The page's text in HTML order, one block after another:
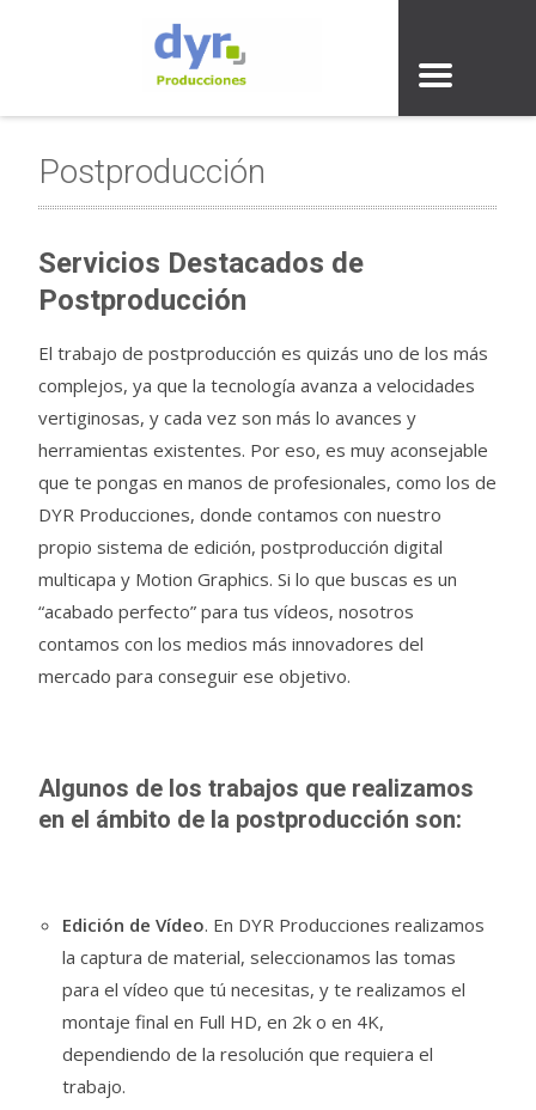
Postproducción
Servicios Destacados de
Postproducción
El trabajo de postproducción es quizás uno de los más
complejos, ya que la tecnología avanza a velocidades
vertiginosas, y cada vez son más lo avances y
herramientas existentes. Por eso, es muy aconsejable
que te pongas en manos de profesionales, como los de
DYR Producciones, donde contamos con nuestro
propio sistema de edición, postproducción digital
multicapa y Motion Graphics. Si lo que buscas es un
“acabado perfecto” para tus vídeos, nosotros
contamos con los medios más innovadores del
mercado para conseguir ese objetivo.
Algunos de los trabajos que realizamos
en el ámbito de la postproducción son:
Edición de Vídeo. En DYR Producciones realizamos
la captura de material, seleccionamos las tomas
para el vídeo que tú necesitas, y te realizamos el
montaje final en Full HD, en 2k o en 4K,
dependiendo de la resolución que requiera el
trabajo.